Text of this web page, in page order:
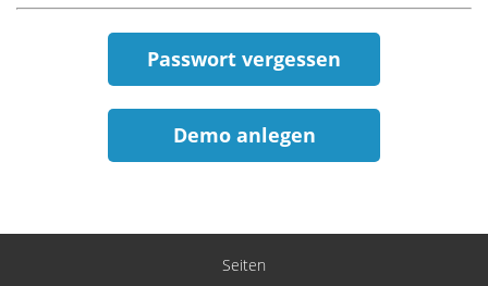
Passwort vergessen
Demo anlegen
Seiten